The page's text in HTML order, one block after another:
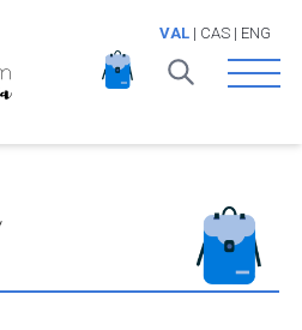
VAL| CAS| ENG
Open